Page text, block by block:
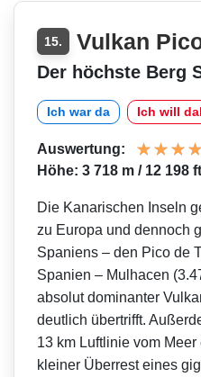
15. Vulkan
Der höchste Berg
Ich war da Ich will
Auswertung:
Höhe: 3 718 m / 12 198 ft
Die Kanarischen Inseln
zu Europa und dennoch
Spaniens – den Pico de
Spanien – Mulhacen
absolut dominanter
deutlich übertrifft.
13 km Luftlinie vom
kleiner Überrest eines